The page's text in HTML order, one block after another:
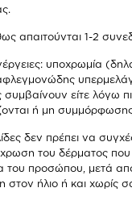
απαιτούνται 1-2
υποχρωμία
συμβαίνουν είτε λόγω
ή μη
δεν πρέπει να
του δέρματος
του προσώπου, μετά
στον ήλιο ή και χωρίς